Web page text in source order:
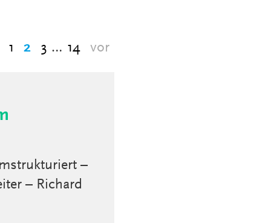
1 2 3 … 14 vor
–
– Richard